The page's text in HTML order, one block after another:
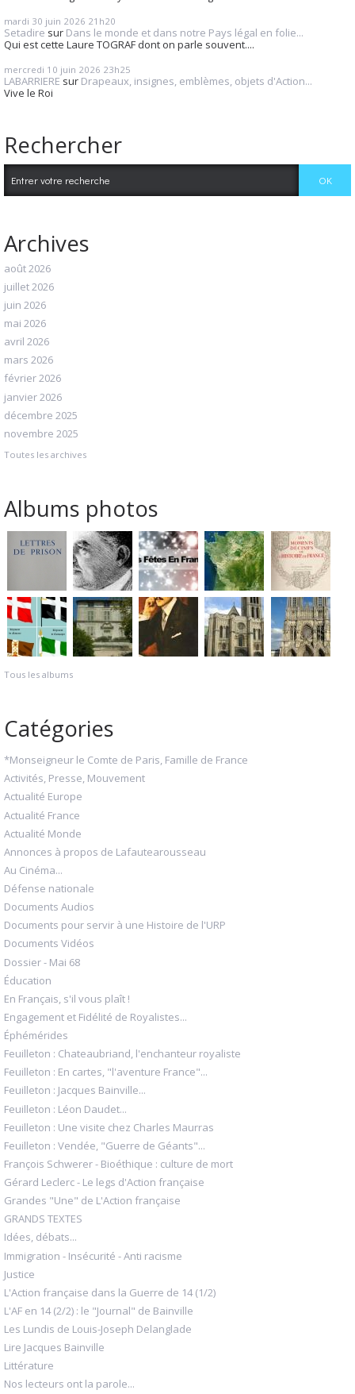
mardi 30 juin 2026 21h20
Setadire sur Dans le monde et dans notre Pays légal en folie...
Qui est cette Laure TOGRAF dont on parle souvent....
mercredi 10 juin 2026 23h25
LABARRIERE sur Drapeaux, insignes, emblèmes, objets d'Action...
Vive le Roi
Rechercher
Archives
août 2026
juillet 2026
juin 2026
mai 2026
avril 2026
mars 2026
février 2026
janvier 2026
décembre 2025
novembre 2025
Toutes les archives
Albums photos
Tous les albums
Catégories
*Monseigneur le Comte de Paris, Famille de France
Activités, Presse, Mouvement
Actualité Europe
Actualité France
Actualité Monde
Annonces à propos de Lafautearousseau
Au Cinéma...
Défense nationale
Documents Audios
Documents pour servir à une Histoire de l'URP
Documents Vidéos
Dossier - Mai 68
Éducation
En Français, s'il vous plaît !
Engagement et Fidélité de Royalistes...
Éphémérides
Feuilleton : Chateaubriand, l'enchanteur royaliste
Feuilleton : En cartes, "l'aventure France"...
Feuilleton : Jacques Bainville...
Feuilleton : Léon Daudet...
Feuilleton : Une visite chez Charles Maurras
Feuilleton : Vendée, "Guerre de Géants"...
François Schwerer - Bioéthique : culture de mort
Gérard Leclerc - Le legs d'Action française
Grandes "Une" de L'Action française
GRANDS TEXTES
Idées, débats...
Immigration - Insécurité - Anti racisme
Justice
L'Action française dans la Guerre de 14 (1/2)
L'AF en 14 (2/2) : le "Journal" de Bainville
Les Lundis de Louis-Joseph Delanglade
Lire Jacques Bainville
Littérature
Nos lecteurs ont la parole...